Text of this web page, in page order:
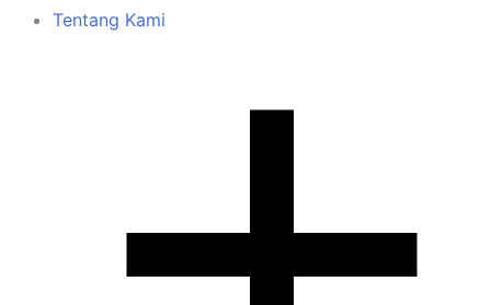
Tentang Kami